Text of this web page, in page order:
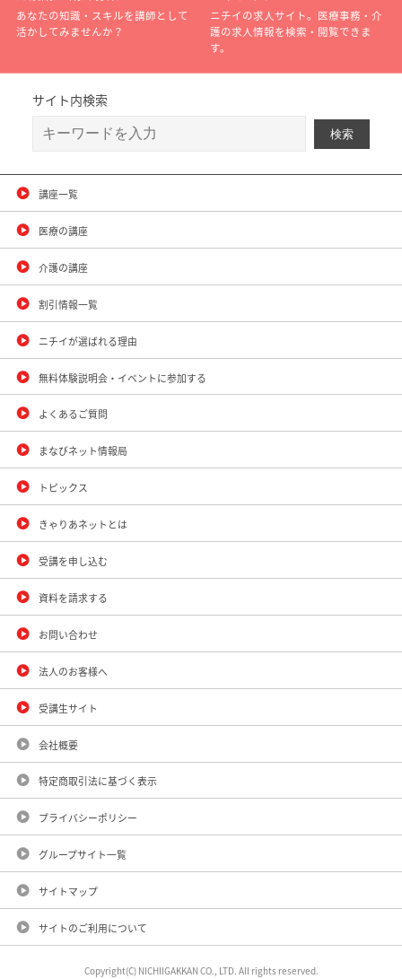
あなたの知識・スキルを講師として
活かしてみませんか？
ニチイの求人サイト。医療事務・介
護の求人情報を検索・閲覧できま
す。
サイト内検索
講座一覧
医療の講座
介護の講座
割引情報一覧
ニチイが選ばれる理由
無料体験説明会・イベントに参加する
よくあるご質問
まなびネット情報局
トピックス
きゃりあネットとは
受講を申し込む
資料を請求する
お問い合わせ
法人のお客様へ
受講生サイト
会社概要
特定商取引法に基づく表示
プライバシーポリシー
グループサイト一覧
サイトマップ
サイトのご利用について
Copyright(C) NICHIIGAKKAN CO., LTD. All rights reserved.